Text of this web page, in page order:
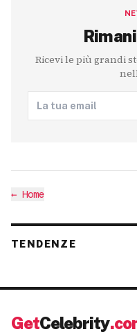
Ricevi le più grandi
← Home
TENDENZE
GetCelebrity